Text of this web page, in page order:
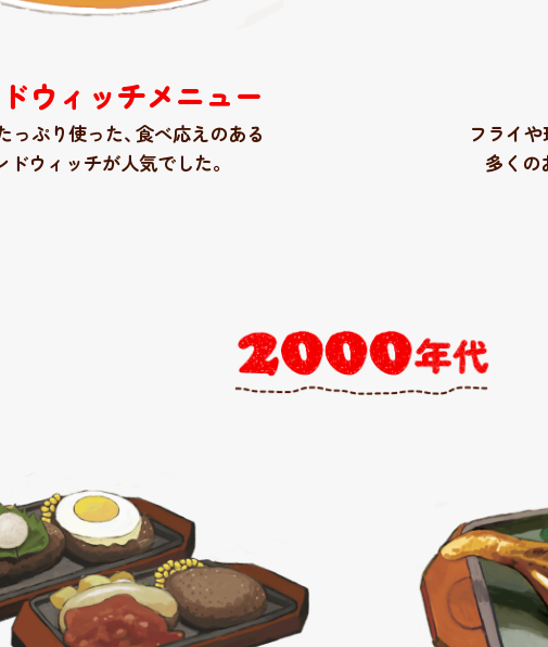
ウィッチメニュー
っぷり使った、食べ応えのある
ドウィッチが人気でした。
フライ
多くの